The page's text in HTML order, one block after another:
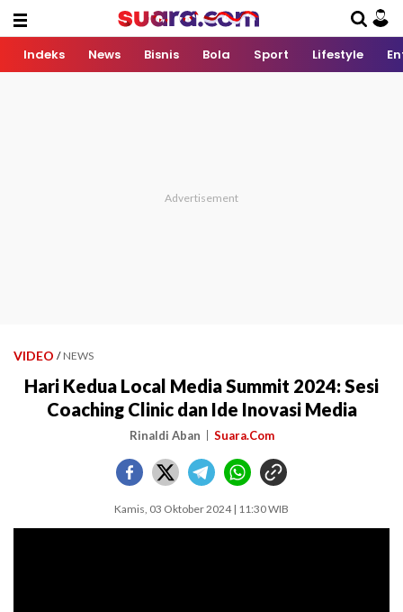
Indeks News Bisnis Bola Sport Lifestyle
VIDEO / NEWS
Hari Kedua Local Media Summit 2024: Sesi
Coaching Clinic dan Ide Inovasi Media
Rinaldi Aban Suara.Com
Kamis, 03 Oktober 2024 | 11:30 WIB